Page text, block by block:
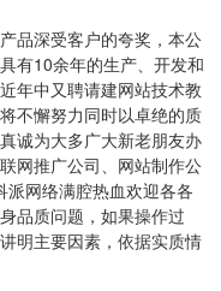
品深受客户的夸奖，本公
有10余年的生产、开发和
年中又聘请建网站技术教
不懈努力同时以卓绝的质
诚为大多广大新老朋友办
网推广公司、网站制作公
网络满腔热血欢迎各各
品质问题，如果操作过
明主要因素，依据实质情